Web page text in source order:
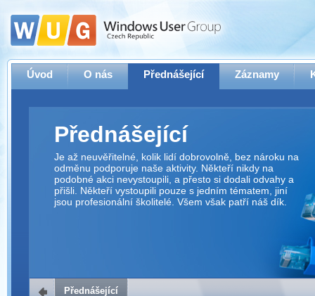
Úvod O nás Přednášející Záznamy
Přednášející
Je až neuvěřitelné, kolik lidí dobrovolně, bez nároku na
odměnu podporuje naše aktivity. Někteří nikdy na
podobné akci nevystoupili, a přesto si dodali odvahy a
přišli. Někteří vystoupili pouze s jedním tématem, jiní
jsou profesionální školitelé. Všem však patří náš dík.
Přednášející